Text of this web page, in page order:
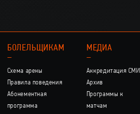
БОЛЕЛЬЩИКАМ
–
Схема арены
Правила поведения
Абонементная
программа
МЕДИА
–
Аккредитация СМИ
Архив
Программы к
матчам